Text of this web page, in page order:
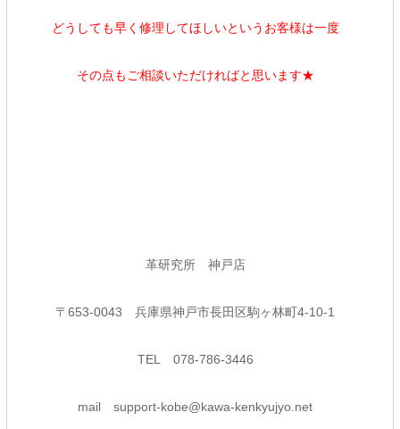
どうしても早く修理してほしいというお客様は一度
その点もご相談いただければと思います★
革研究所 神戸店
〒653-0043兵庫県神戸市長田区駒ヶ林町4-10-1
TEL 078-786-3446
mail support-kobe@kawa-kenkyujyo.net